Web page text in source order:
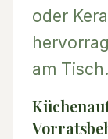
oder
am Tisch.